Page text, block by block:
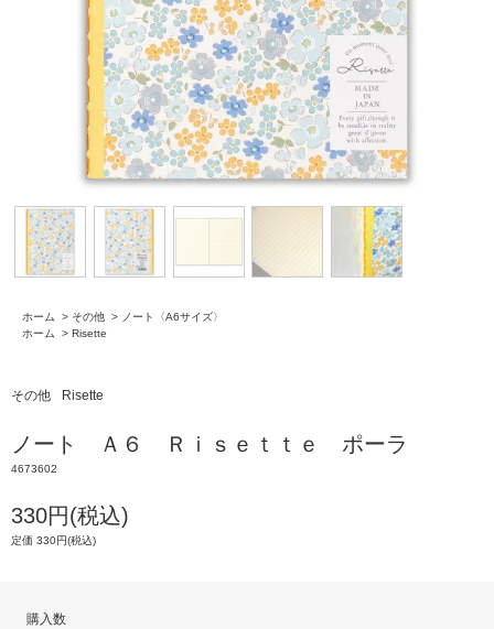
ホーム > その他 > ノート〈A6サイズ〉
ホーム
> Risette
その他 Risette
ノート Ａ６ Ｒｉｓｅｔｔｅ ポーラ
4673602
330円(税込)
定価 330円(税込)
購入数